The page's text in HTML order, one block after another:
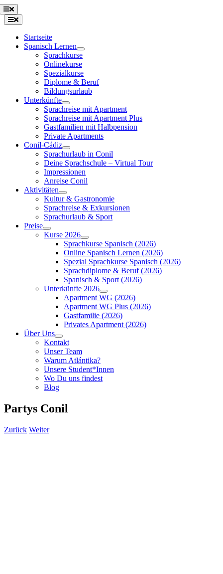
Zum
Inhalt
springen
Toggle
Navigation
Toggle
Navigation
Startseite
Spanisch Lernen
Sprachkurse
Onlinekurse
Spezialkurse
Diplome & Beruf
Bildungsurlaub
Unterkünfte
Sprachreise mit Apartment
Sprachreise mit Apartment Plus
Gastfamilien mit Halbpension
Private Apartments
Conil-Cádiz
Sprachurlaub in Conil
Deine Sprachschule – Virtual Tour
Impressionen
Anreise Conil
Aktivitäten
Kultur & Gastronomie
Sprachreise & Exkursionen
Sprachurlaub & Sport
Preise
Kurse 2026
Sprachkurse Spanisch (2026)
Online Spanisch Lernen (2026)
Spezial Sprachkurse Spanisch (2026)
Sprachdiplome & Beruf (2026)
Spanisch & Sport (2026)
Unterkünfte 2026
Apartment WG (2026)
Apartment WG Plus (2026)
Gastfamilie (2026)
Privates Apartment (2026)
Über Uns
Kontakt
Unser Team
Warum Atlántika?
Unsere Student*Innen
Wo Du uns findest
Blog
Partys Conil
Zurück Weiter